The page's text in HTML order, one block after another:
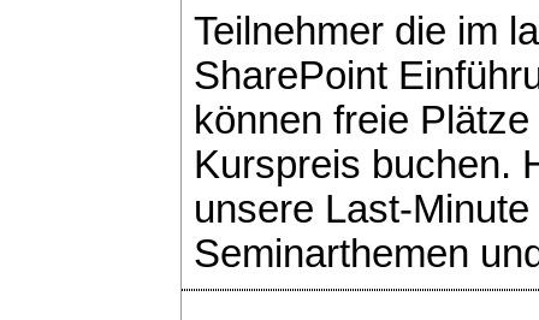
Teilnehmer die im
SharePoint
können freie
Kurspreis buchen.
unsere Last-
Seminarthemen